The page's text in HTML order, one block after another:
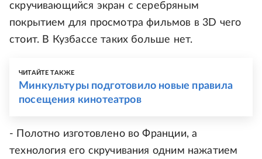
скручивающийся экран с серебряным
покрытием для просмотра фильмов в 3D чего
стоит. В Кузбассе таких больше нет.
ЧИТАЙТЕ ТАКЖЕ
Минкультуры подготовило новые правила
посещения кинотеатров
- Полотно изготовлено во Франции, а
технология его скручивания одним нажатием